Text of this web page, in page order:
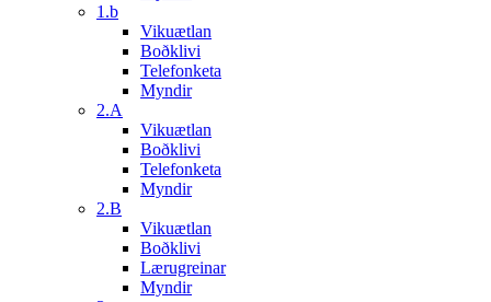
1.b
Vikuætlan
Boðklivi
Telefonketa
Myndir
2.A
Vikuætlan
Boðklivi
Telefonketa
Myndir
2.B
Vikuætlan
Boðklivi
Lærugreinar
Myndir